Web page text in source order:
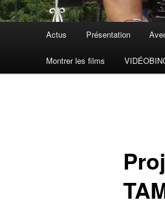
Aller au contenu principal
Aller au contenu secondaire
Actus Présentation
Montrer les films